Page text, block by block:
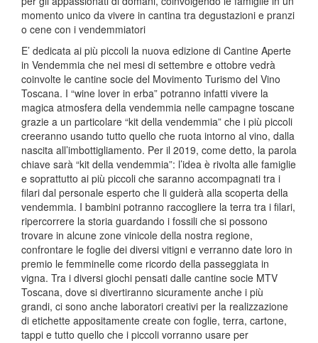
momento unico da vivere in cantina tra degustazioni e pranzi
o cene con i vendemmiatori
E’ dedicata ai più piccoli la nuova edizione di Cantine Aperte
in Vendemmia che nei mesi di settembre e ottobre vedrà
coinvolte le cantine socie del Movimento Turismo del Vino
Toscana. I “wine lover in erba” potranno infatti vivere la
magica atmosfera della vendemmia nelle campagne toscane
grazie a un particolare “kit della vendemmia” che i più piccoli
creeranno usando tutto quello che ruota intorno al vino, dalla
nascita all’imbottigliamento. Per il 2019, come detto, la parola
chiave sarà “kit della vendemmia”: l’idea è rivolta alle famiglie
e soprattutto ai più piccoli che saranno accompagnati tra i
filari dal personale esperto che li guiderà alla scoperta della
vendemmia. I bambini potranno raccogliere la terra tra i filari,
ripercorrere la storia guardando i fossili che si possono
trovare in alcune zone vinicole della nostra regione,
confrontare le foglie dei diversi vitigni e verranno date loro in
premio le femminelle come ricordo della passeggiata in
vigna. Tra i diversi giochi pensati dalle cantine socie MTV
Toscana, dove si divertiranno sicuramente anche i più
grandi, ci sono anche laboratori creativi per la realizzazione
di etichette appositamente create con foglie, terra, cartone,
tappi e tutto quello che i piccoli vorranno usare per